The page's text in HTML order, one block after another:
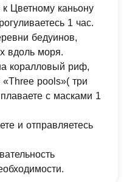
Цветному каньону
1 час.
бедуинов,
вдоль моря.
коралловый риф,
«Three pools»( три
с масками 1
и отправляетесь